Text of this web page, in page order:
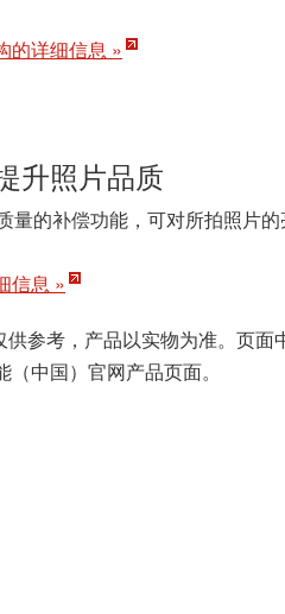
的详细信息 »
升照片品质
量的补偿功能，可对所拍照片
信息 »
参考，产品以实物为准。页
中国）官网产品页面。